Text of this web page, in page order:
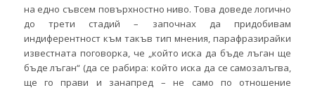
на едно съвсем повърхностно ниво. Това доведе логично
до трети стадий – започнах да придобивам
индиферентност към такъв тип мнения, парафразирайки
известната поговорка, че „който иска да бъде лъган ще
бъде лъган“ (да се рабира: който иска да се самозалъгва,
ще го прави и занапред – не само по отношение